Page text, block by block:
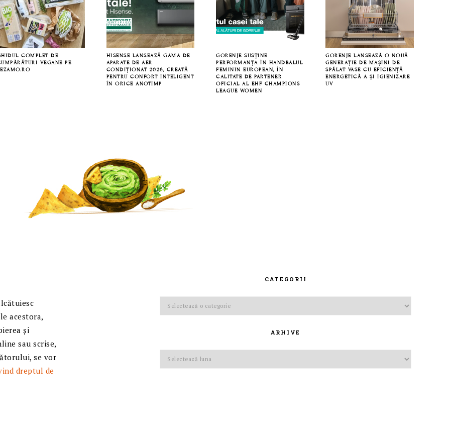
COMPLET DE
VEGANE PE
HISENSE LANSEAZĂ GAMA DE
APARATE DE AER
CONDIȚIONAT 2026, CREATĂ
PENTRU CONFORT INTELIGENT
ÎN ORICE ANOTIMP
GORENJE SUSȚINE
PERFORMANȚA ÎN HANDBALUL
FEMININ EUROPEAN, ÎN
CALITATE DE PARTENER
OFICIAL AL EHF CHAMPIONS
LEAGUE WOMEN
GORENJE LANSEAZĂ O NOUĂ
GENERAȚIE DE MAȘINI DE
SPĂLAT VASE CU EFICIENȚĂ
ENERGETICĂ A ȘI IGIENIZARE
UV
acestora,
și
sau scrise,
se vor
dreptul de
CATEGORII
Categorii
ARHIVE
Arhive